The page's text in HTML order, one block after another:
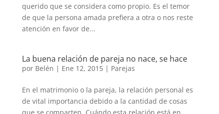
querido que se considera como propio. Es el temor
de que la persona amada prefiera a otra o nos reste
atención en favor de...
La buena relación de pareja no nace, se hace
por Belén | Ene 12, 2015| Parejas
En el matrimonio o la pareja, la relación personal es
de vital importancia debido a la cantidad de cosas